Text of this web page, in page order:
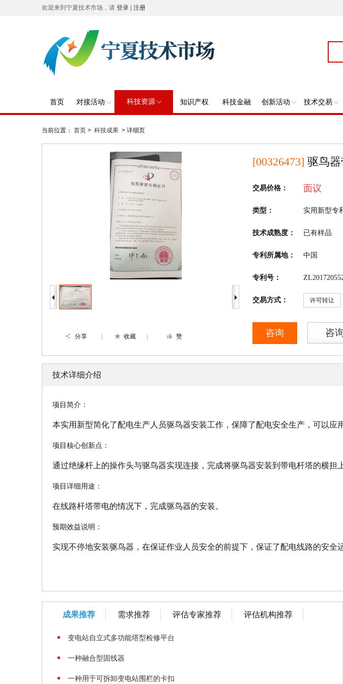
欢迎来到宁夏技术市场，请 登录 注册
首页 对接活动 科技资源 知识产权 科技金融 创新活动 技术交易
当前位置： 首页 > 科技成果 > 详细页
[00326473] 驱鸟
交易价格： 面议
类型： 实用新型专
技术成熟度： 已有样品
专利所属地： 中国
专利号：
交易方式： 许可转让
分享 收藏 赞 咨询 咨
技术详细介绍
项目简介：
本实用新型简化了配电生产人员驱鸟器安装工作，保障了配电安全生产，可以应
项目核心创新点：
通过绝缘杆上的操作头与驱鸟器实现连接，完成将驱鸟器安装到带电杆塔的横担上
项目详细用途：
在线路杆塔带电的情况下，完成驱鸟器的安装。
预期效益说明：
实现不停地安装驱鸟器，在保证作业人员安全的前提下，保证了配电线路的安
成果推荐 需求推荐 评估专家推荐 评估机构推荐
变电站自立式多功能塔型检修平台
一种融合型固线器
一种用于可拆卸变电站围栏的卡扣